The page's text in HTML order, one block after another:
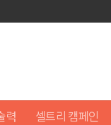
력 셀트리 캠페인